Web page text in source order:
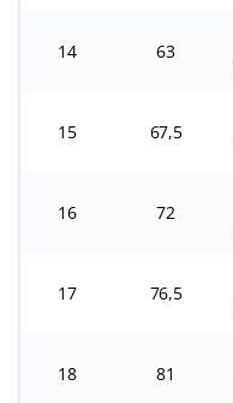
14 63
15 67,5
16 72
17 76,5
18 81